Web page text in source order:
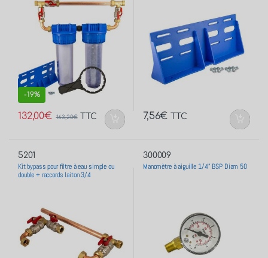
-19%
132,00€ 163,20€ TTC 7,56€ TTC
5201
Kit bypass pour filtre à eau simple ou
double + raccords laiton 3/4
300009
Manomètre à aiguille 1/4” BSP Diam 50